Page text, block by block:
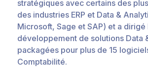
stratégiques avec certains des
des industries ERP et Data &
Microsoft, Sage et SAP) et a dirigé
développement de solutions Data
packagées pour plus de 15
Comptabilité.